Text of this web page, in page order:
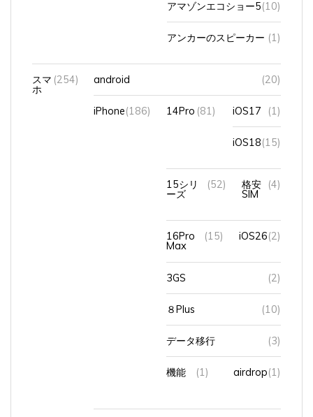
アンカーのスピーカー (1)
スマ(254) android (20)
iPhone(186) 14Pro(81) iOS17 (1)
iOS18(15)
15シリ (52) 格安
SIM
(4)
16Pro (15) iOS26(2)
3GS (2)
８Plus (10)
データ移行 (3)
機能 (1) airdrop(1)
オンラインショップ (4)